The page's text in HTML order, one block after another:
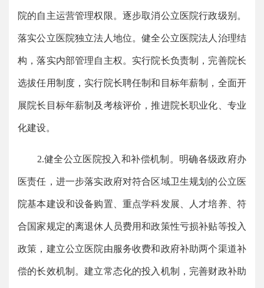
院的自主运营管理权限。逐步取消公立医院行政级别。
落实公立医院独立法人地位。健全公立医院法人治理结
构，落实内部管理自主权。实行院长负责制，完善院长
选拔任用制度，实行院长聘任制和目标年薪制，全面开
展院长目标年薪制及考核评价，推进院长职业化、专业
化建设。
2.健全公立医院投入和补偿机制。明确各级政府办
医责任，进一步落实政府对符合区域卫生规划的公立医
院基本建设和设备购置、重点学科发展、人才培养、符
合国家规定的离退休人员费用和政策性亏损补贴等投入
政策，建立公立医院由服务收费和政府补助两个渠道补
偿的长效机制。建立常态化的投入机制，完善财政补助